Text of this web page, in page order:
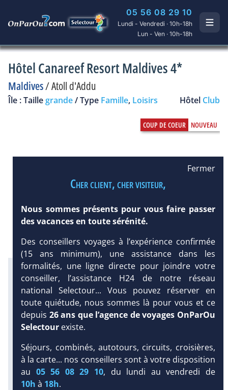
05 56 08 29 10
Lundi - Vendredi · 10h-18h
Lun - Ven · 10h-18h
Hôtel Canareef Resort Maldives 4*
Maldives/Atoll d'Addu
Île : Taillegrande/ Type Famille, Loisirs Hôtel Club
DEMANDE
D’INFORMATIONS
Infos météo :
29 °C
160 mm
29 °C
Infos plages :
Dist.
Distance :
< 100 m
Long.
Longueur :
5.9 km
Esp.
Espace:
Équipement :
271
Tx :46 % Tx :34 %
Snorkeling :
Détails
Fermer
Cher client, cher visiteur,
Nous sommes présents pour vous faire passer
des vacances en toute sérénité.
Des conseillers voyages à l’expérience confirmée
(15 ans minimum), une assistance dans les
formalités, une ligne directe pour joindre votre
conseiller, l’assistance H24 de notre réseau
national Selectour... Vous pouvez réserver en
toute quiétude, nous sommes là pour vous et ce
depuis 26 ans que l’agence de voyages OnParOu
Selectour existe.
Séjours, combinés, autotours, circuits, croisières,
à la carte... nos conseillers sont à votre disposition
au 05 56 08 29 10, du lundi au vendredi de
10h à 18h.